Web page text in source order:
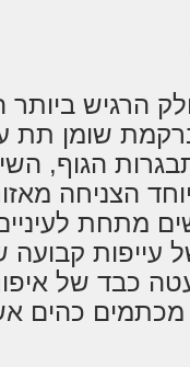
הרגיש ביותר
שומן תת
הגוף,
הצניחה
מתחת
עייפות
כבד של
מכתמים כהים